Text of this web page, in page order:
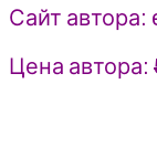
Сайт автора:
Цена автора: